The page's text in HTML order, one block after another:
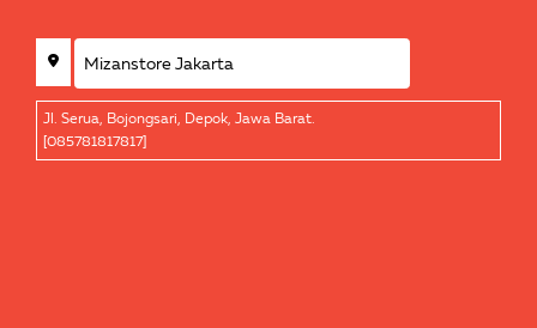
Jl. Serua, Bojongsari, Depok, Jawa Barat.
[085781817817]